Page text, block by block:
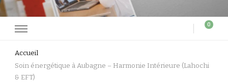
0
Accueil
Soin énergétique à Aubagne – Harmonie Intérieure (Lahochi
& EFT)